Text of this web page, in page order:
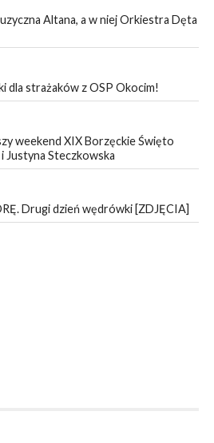
Altana, a w niej Orkiestra Dęta
dla strażaków z OSP Okocim!
weekend XIX Borzęckie Święto
Justyna Steczkowska
Drugi dzień wędrówki [ZDJĘCIA]
będzie się uczyć pływać. Zajęcia